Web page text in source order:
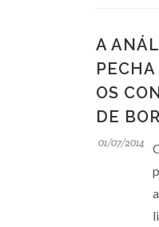
A
PECHA
OS
DE
01/07/2014